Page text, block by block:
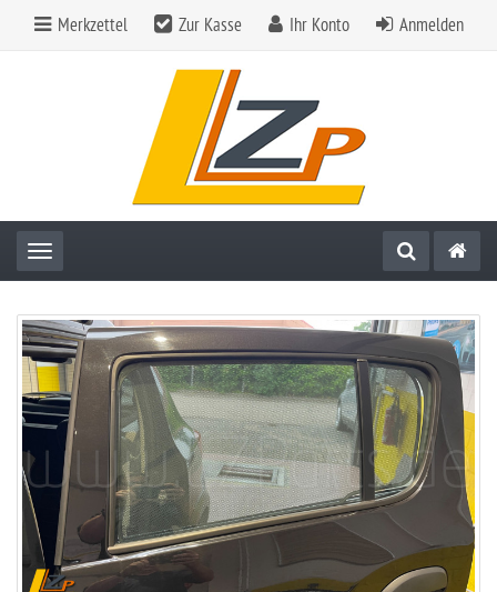
Merkzettel Zur Kasse Ihr Konto Anmelden
Toggle navigation